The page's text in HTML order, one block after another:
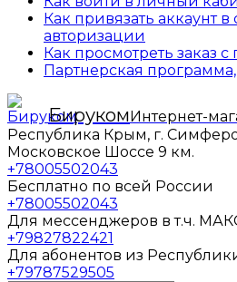
Как привязать аккаунт
авторизации
Как просмотреть заказ
Партнерская
БирукомИнтернет-
Республика Крым, г.
Московское Шоссе 9 км.
+78005502043
Бесплатно по всей России
+78005502043
Для мессенджеров в т.ч.
+79827822421
Для абонентов из
+79787529505